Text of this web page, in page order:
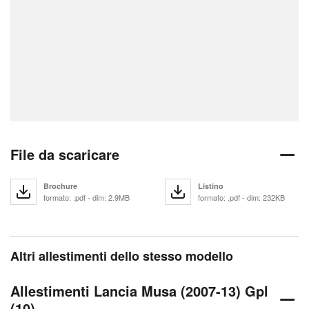
File da scaricare
Brochure
formato: .pdf - dim: 2.9MB
Listino
formato: .pdf - dim: 232KB
Altri allestimenti dello stesso modello
Allestimenti Lancia Musa (2007-13) Gpl